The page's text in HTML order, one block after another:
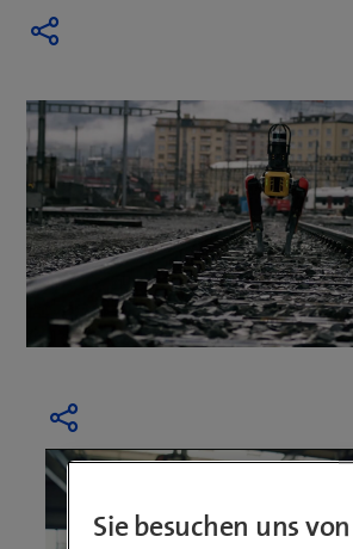
Sie besuchen uns von